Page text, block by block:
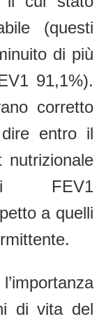
(questi
di più
91,1%).
corretto
entro il
FEV1
a quelli
di vita del